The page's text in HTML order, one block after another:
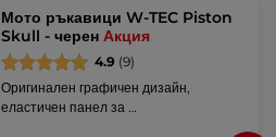
Мото ръкавици W-TEC Piston
Skull - черенАкция
4.9 (9)
Оригинален графичен дизайн,
еластичен панел за …